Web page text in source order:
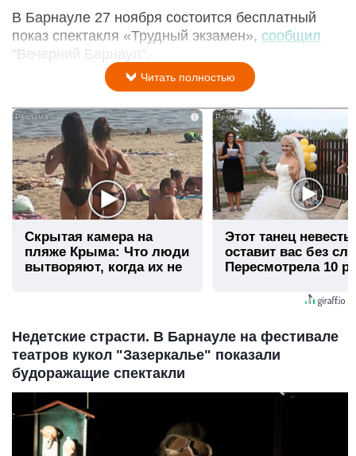
В Барнауле 27 ноября состоится бесплатный
показ спектакля «Трудный экзамен», сообщил
"Вечерний Барнаул".
Читать полностью
i
Скрытая камера на
пляже Крыма: Что люди
вытворяют, когда их не
Этот танец невесты
оставит вас без
Пересмотрела 10
Недетские страсти. В Барнауле на фестивале
театров кукол "Зазеркалье" показали
будоражащие спектакли